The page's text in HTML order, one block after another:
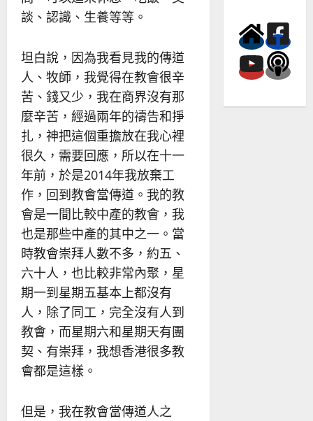
談、認識、生養等等。
坦白說，因為我看見我的傳道
人、牧師，我覺得在教會很辛
苦、錢又少，我在商界沒有那
麼辛苦，經過兩年的禱告和掙
扎，神把這個重擔放在我心裡
很久，需要回應，所以在十一
年前，於是2014年我放棄工
作，回到教會當傳道。我的教
會是一間比較中產的教會，我
也是那些中產的其中之一。當
時教會崇拜人數不多，約五、
六十人，也比較非常內聚，星
期一到星期五基本上都沒有
人，除了同工，完全沒有人到
教會，而星期六和星期天有團
契、有崇拜，我想香港很多教
會都是這樣。
但是，我在教會當傳道人之